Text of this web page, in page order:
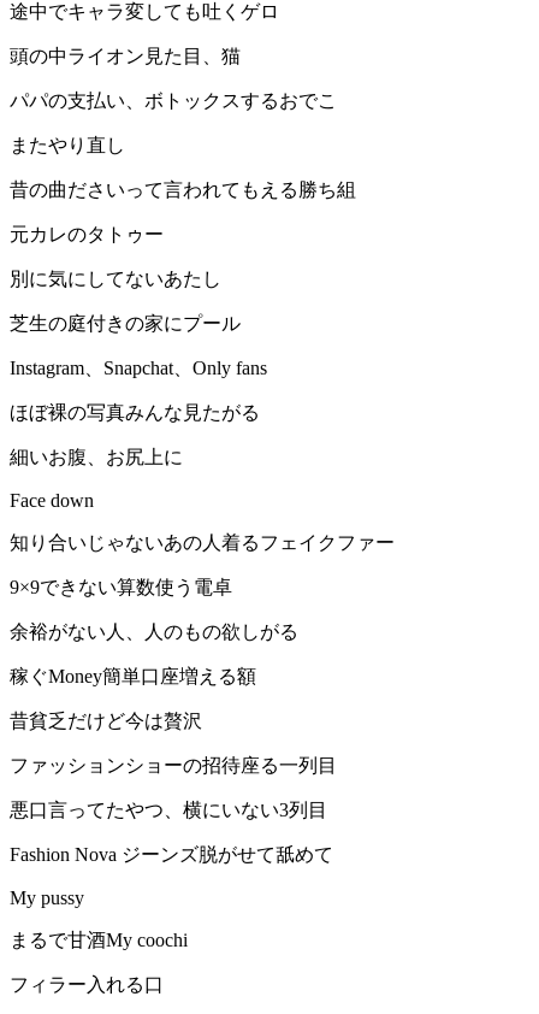
途中でキャラ変しても吐くゲロ
頭の中ライオン見た目、猫
パパの支払い、ボトックスするおでこ
またやり直し
昔の曲ださいって言われてもえる勝ち組
元カレのタトゥー
別に気にしてないあたし
芝生の庭付きの家にプール
Instagram、Snapchat、Only fans
ほぼ裸の写真みんな見たがる
細いお腹、お尻上に
Face down
知り合いじゃないあの人着るフェイクファー
9×9できない算数使う電卓
余裕がない人、人のもの欲しがる
稼ぐMoney簡単口座増える額
昔貧乏だけど今は贅沢
ファッションショーの招待座る一列目
悪口言ってたやつ、横にいない3列目
Fashion Nova ジーンズ脱がせて舐めて
My pussy
まるで甘酒My coochi
フィラー入れる口